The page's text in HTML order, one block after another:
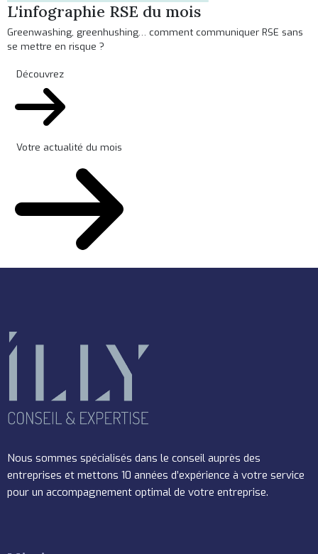
L'infographie RSE du mois
Greenwashing, greenhushing… comment communiquer RSE sans
se mettre en risque ?
Découvrez
Votre actualité du mois
Nous sommes spécialisés dans le conseil auprès des
entreprises et mettons 10 années d’expérience à votre service
pour un accompagnement optimal de votre entreprise.